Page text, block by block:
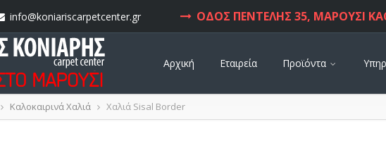
info@koniariscarpetcenter.gr ΟΔΟΣ ΠΕΝΤΕΛΗΣ 35, ΜΑΡΟΥΣΙ
Αρχική Εταιρεία Προϊόντα
Καλοκαιρινά Χαλιά Χαλιά Sisal Border